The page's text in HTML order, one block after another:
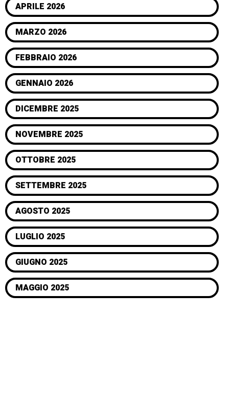
APRILE 2026
MARZO 2026
FEBBRAIO 2026
GENNAIO 2026
DICEMBRE 2025
NOVEMBRE 2025
OTTOBRE 2025
SETTEMBRE 2025
AGOSTO 2025
LUGLIO 2025
GIUGNO 2025
MAGGIO 2025